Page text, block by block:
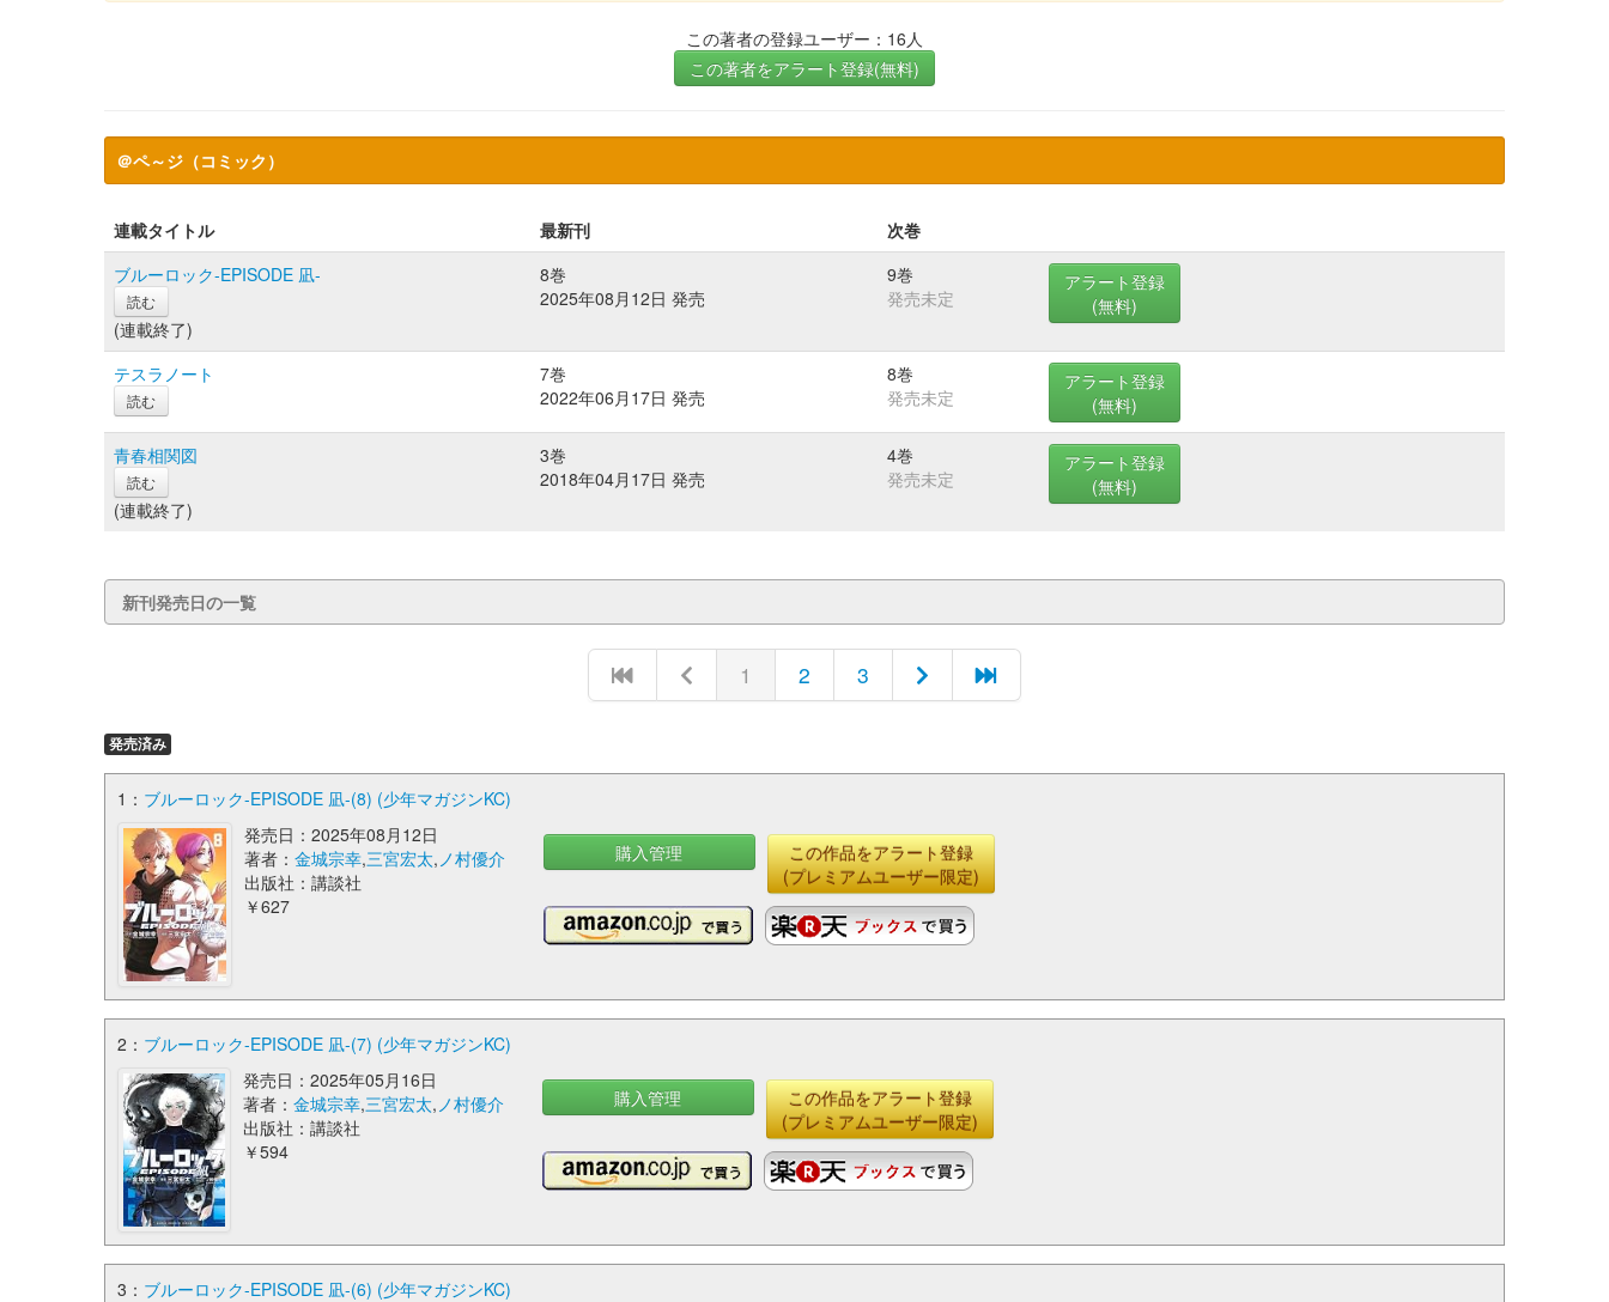
この著者の登録ユーザー：16人
この著者をアラート登録(無料)
＠ペ～ジ（コミック）
連載タイトル 最新刊
次巻
ブルーロック-EPISODE 凪-
読む
(連載終了)
8巻
2025年08月12日 発売
9巻
発売未定
アラート登録
(無料)
テスラノート
読む
7巻
2022年06月17日 発売
8巻
発売未定
アラート登録
(無料)
青春相関図
読む
(連載終了)
3巻
2018年04月17日 発売
4巻
発売未定
アラート登録
(無料)
新刊発売日の一覧
1 2 3
発売済み
1： ブルーロック-EPISODE 凪-(8) (少年マガジンKC)
発売日：2025年08月12日
著者： 金城宗幸,三宮宏太, ノ村優介
出版社：講談社
￥627
購入管理
この作品をアラート登録
(プレミアムユーザー限定)
2： ブルーロック-EPISODE 凪-(7) (少年マガジンKC)
発売日：2025年05月16日
著者： 金城宗幸,三宮宏太, ノ村優介
出版社：講談社
￥594
購入管理
この作品をアラート登録
(プレミアムユーザー限定)
3： ブルーロック-EPISODE 凪-(6) (少年マガジンKC)